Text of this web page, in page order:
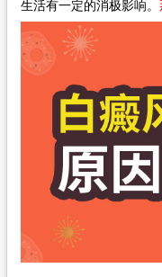
白癜风人群
白癜风部位
地区医院
在线问诊
生活有一定的消极影响。